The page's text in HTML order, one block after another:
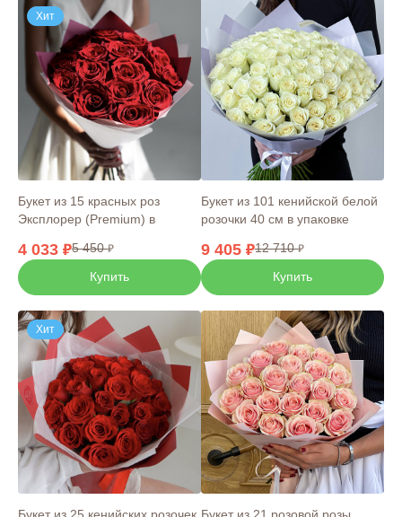
Хит
Букет из 15 красных роз
Эксплорер (Premium) в
4 033
5 450
Купить
Букет из 101 кенийской белой
розочки 40 см в упаковке
9 405
12 710
Купить
Хит